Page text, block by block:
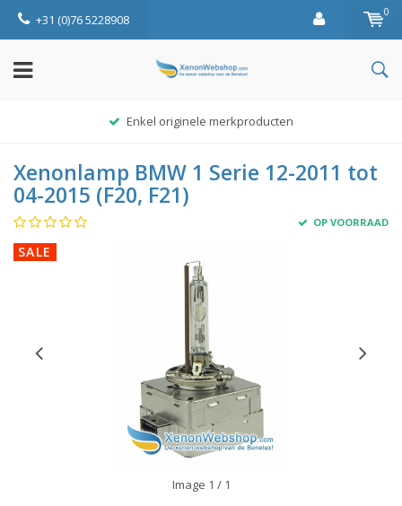
+31 (0)76 5228908 0
Enkel originele merkproducten
Xenonlamp BMW 1 Serie 12-2011 tot
04-2015 (F20, F21)
OP VOORRAAD
SALE
Image 1 / 1